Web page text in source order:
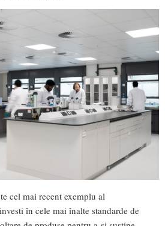
cel mai recent exemplu al
în cele mai înalte standarde de